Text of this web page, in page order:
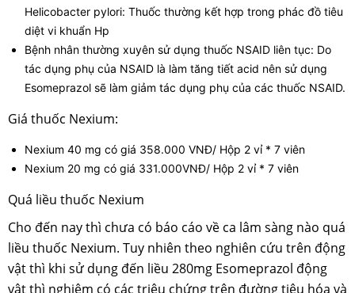
Helicobacter pylori: Thuốc thường kết hợp trong phác đồ tiêu
diệt vi khuẩn Hp
Bệnh nhân thường xuyên sử dụng thuốc NSAID liên tục: Do
tác dụng phụ của NSAID là làm tăng tiết acid nên sử dụng
Esomeprazol sẽ làm giảm tác dụng phụ của các thuốc NSAID.
Giá thuốc Nexium:
Nexium 40 mg có giá 358.000 VNĐ/ Hộp 2 vỉ * 7 viên
Nexium 20 mg có giá 331.000VNĐ/ Hộp 2 vỉ * 7 viên
Quá liều thuốc Nexium
Cho đến nay thì chưa có báo cáo về ca lâm sàng nào quá
liều thuốc Nexium. Tuy nhiên theo nghiên cứu trên động
vật thì khi sử dụng đến liều 280mg Esomeprazol động
vật thì nghiệm có các triệu chứng trên đường tiêu hóa và